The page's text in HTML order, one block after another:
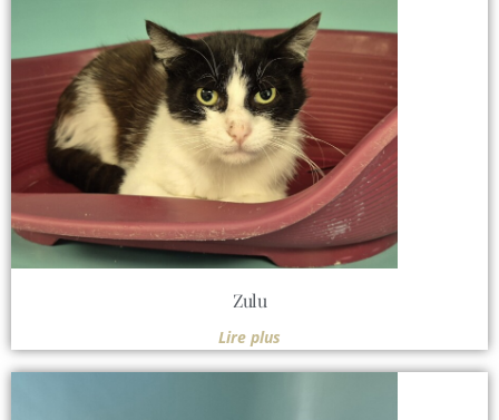
Zulu
Lire plus